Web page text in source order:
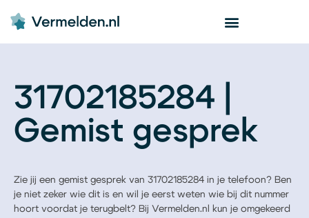
31702185284 |
Gemist gesprek
Zie jij een gemist gesprek van 31702185284 in je telefoon? Ben
je niet zeker wie dit is en wil je eerst weten wie bij dit nummer
hoort voordat je terugbelt? Bij Vermelden.nl kun je omgekeerd